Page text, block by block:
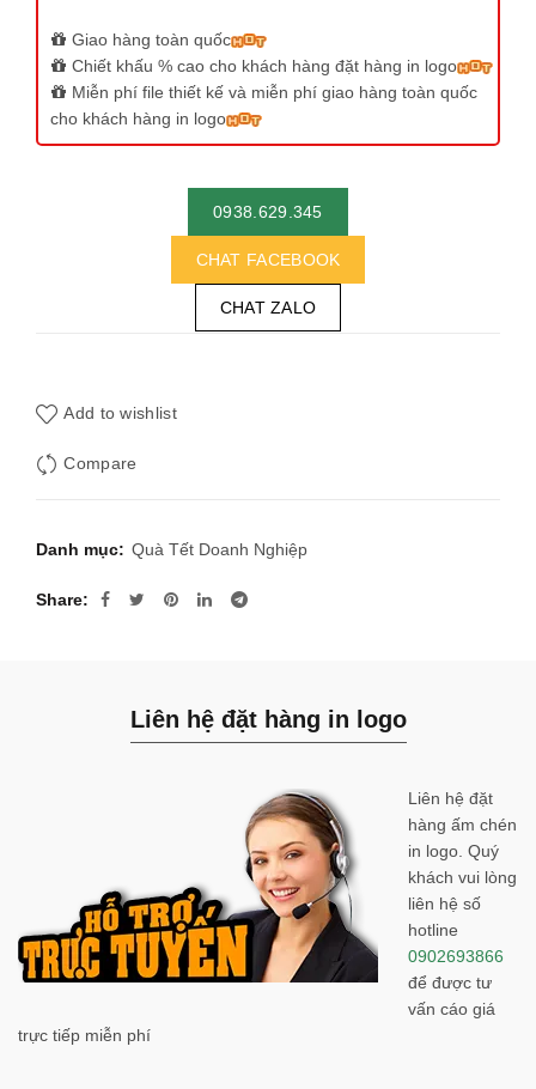
Giao hàng toàn quốc
Chiết khấu % cao cho khách hàng đặt hàng in logo
Miễn phí file thiết kế và miễn phí giao hàng toàn quốc
cho khách hàng in logo
0938.629.345
CHAT FACEBOOK
CHAT ZALO
Add to wishlist
Compare
Danh mục: Quà Tết Doanh Nghiệp
Share
Liên hệ đặt hàng in logo
Liên hệ đặt
hàng ấm chén
in logo. Quý
khách vui lòng
liên hệ số
hotline
0902693866
để được tư
vấn cáo giá
trực tiếp miễn phí